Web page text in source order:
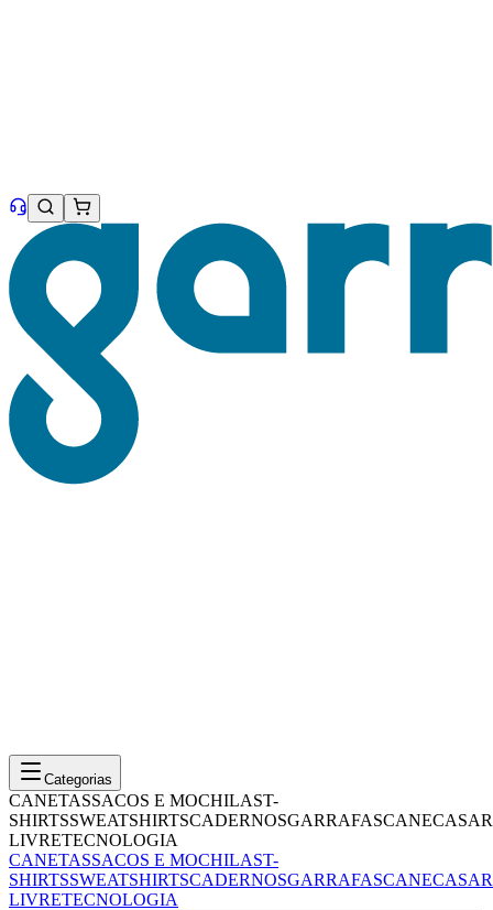
Categorias
CANETASSACOS E MOCHILAST-
SHIRTSSWEATSHIRTSCADERNOSGARRAFASCANECASAR
LIVRETECNOLOGIA
CANETASSACOS E MOCHILAST-
SHIRTSSWEATSHIRTSCADERNOSGARRAFASCANECASAR
LIVRETECNOLOGIA